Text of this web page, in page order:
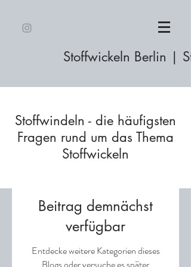
Stoffwickeln Berlin |
Stoffwindeln - die häufigsten
Fragen rund um das Thema
Stoffwickeln
Beitrag demnächst
verfügbar
Entdecke weitere Kategorien dieses